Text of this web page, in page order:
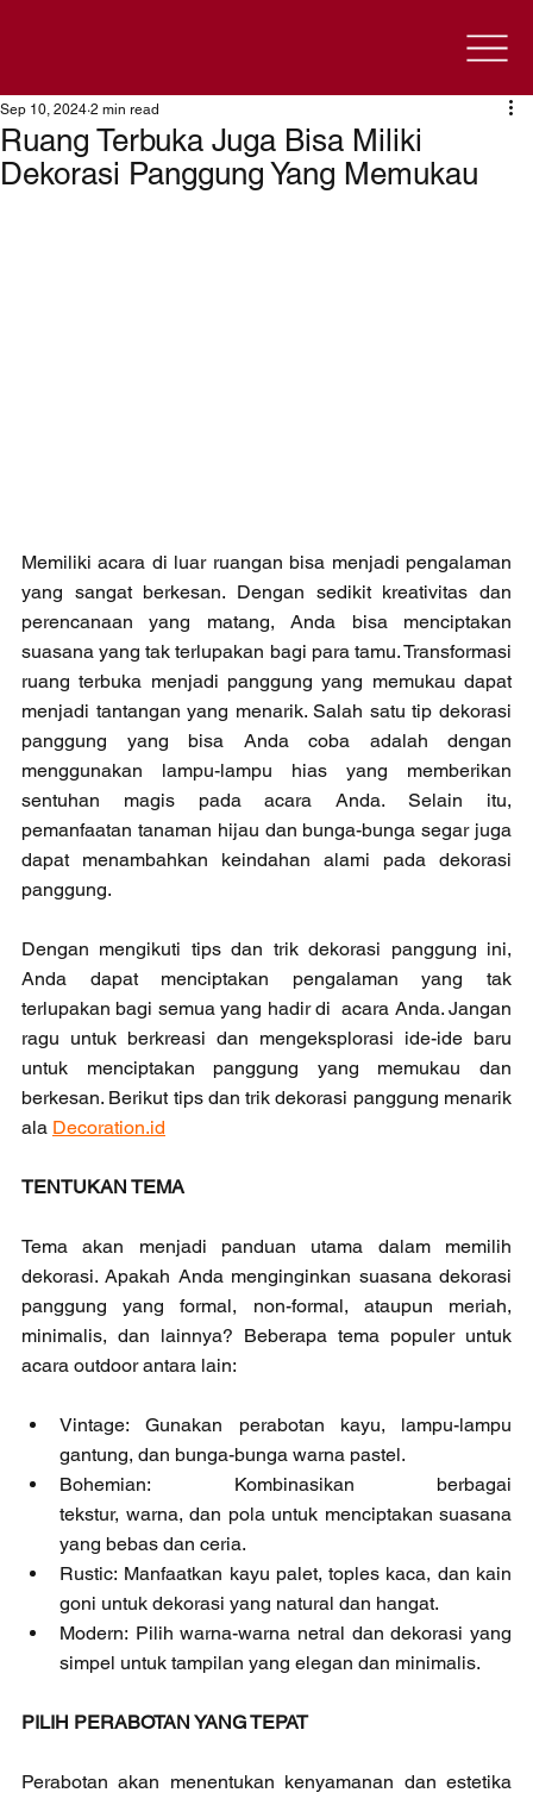
Ruang Terbuka Juga Bisa Miliki
Dekorasi Panggung Yang Memukau
Sep 10, 2024 2 min read
Memiliki acara di luar ruangan bisa menjadi pengalaman
yang sangat berkesan. Dengan sedikit kreativitas dan
perencanaan yang matang, Anda bisa menciptakan
suasana yang tak terlupakan bagi para tamu. Transformasi
ruang terbuka menjadi panggung yang memukau dapat
menjadi tantangan yang menarik. Salah satu tip dekorasi
panggung yang bisa Anda coba adalah dengan
menggunakan lampu-lampu hias yang memberikan
sentuhan magis pada acara Anda. Selain itu,
pemanfaatan tanaman hijau dan bunga-bunga segar juga
dapat menambahkan keindahan alami pada dekorasi
panggung.
Dengan mengikuti tips dan trik dekorasi panggung ini,
Anda dapat menciptakan pengalaman yang tak
terlupakan bagi semua yang hadir di  acara Anda. Jangan
ragu untuk berkreasi dan mengeksplorasi ide-ide baru
untuk menciptakan panggung yang memukau dan
berkesan. Berikut tips dan trik dekorasi panggung menarik
ala Decoration.id
TENTUKAN TEMA
Tema akan menjadi panduan utama dalam memilih
dekorasi. Apakah Anda menginginkan suasana dekorasi
panggung yang formal, non-formal, ataupun meriah,
minimalis, dan lainnya? Beberapa tema populer untuk
acara outdoor antara lain:
Vintage: Gunakan perabotan kayu, lampu-lampu
gantung, dan bunga-bunga warna pastel.
Bohemian: Kombinasikan berbagai
tekstur, warna, dan pola untuk menciptakan suasana
yang bebas dan ceria.
Rustic: Manfaatkan kayu palet, toples kaca, dan kain
goni untuk dekorasi yang natural dan hangat.
Modern: Pilih warna-warna netral dan dekorasi yang
simpel untuk tampilan yang elegan dan minimalis.
PILIH PERABOTAN YANG TEPAT